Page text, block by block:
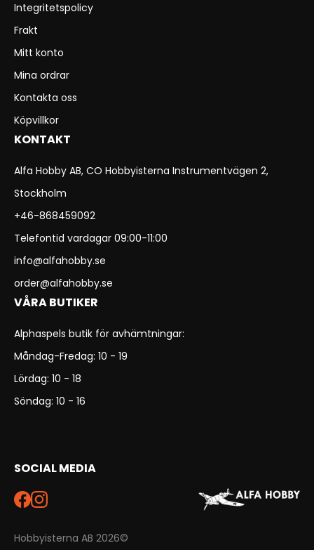
Integritetspolicy
Frakt
Mitt konto
Mina ordrar
Kontakta oss
Köpvillkor
KONTAKT
Alfa Hobby AB, CO Hobbyisterna Instrumentvägen 2,
Stockholm
+46-868459092
Telefontid vardagar 09:00-11:00
info@alfahobby.se
order@alfahobby.se
VÅRA BUTIKER
Alphaspels butik för avhämtningar:
Måndag-Fredag: 10 - 19
Lördag: 10 - 18
Söndag: 10 - 16
SOCIAL MEDIA
Hobbyisterna AB 2026©